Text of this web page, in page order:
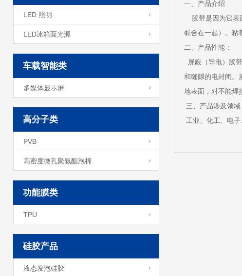
LED 照明
LED冰箱面光源
车载智能类
多媒体显示屏
高分子类
PVB
高密度微孔聚氨酯泡棉
功能膜类
TPU
硅胶产品
液态发泡硅胶
一、产品介绍
胶带是因为它表
黏合在一起）。粘
二、产品性能：
屏蔽（导电）胶
和缝隙的电封闭。
地表面，对不能焊
三、产品涉及领域
工业、化工、电